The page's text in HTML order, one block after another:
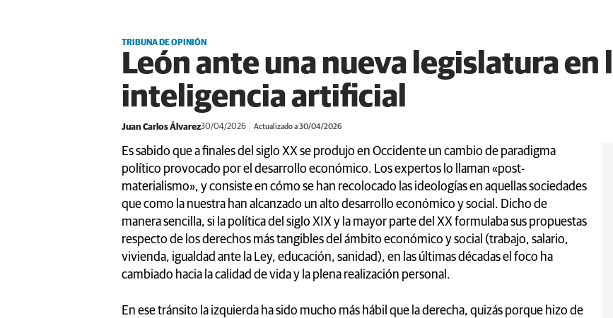
TRIBUNA DE OPINIÓN
León ante una nueva legislatura en
inteligencia artificial
Juan Carlos Álvarez30/04/2026 Actualizado a 30/04/2026
Es sabido que a finales del siglo XX se produjo en Occidente un cambio de paradigma
político provocado por el desarrollo económico. Los expertos lo llaman «post-
materialismo», y consiste en cómo se han recolocado las ideologías en aquellas sociedades
que como la nuestra han alcanzado un alto desarrollo económico y social. Dicho de
manera sencilla, si la política del siglo XIX y la mayor parte del XX formulaba sus propuestas
respecto de los derechos más tangibles del ámbito económico y social (trabajo, salario,
vivienda, igualdad ante la Ley, educación, sanidad), en las últimas décadas el foco ha
cambiado hacia la calidad de vida y la plena realización personal.
En ese tránsito la izquierda ha sido mucho más hábil que la derecha, quizás porque hizo de